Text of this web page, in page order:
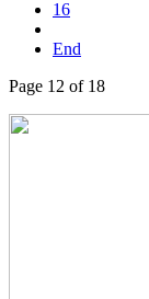
16
End
Page 12 of 18